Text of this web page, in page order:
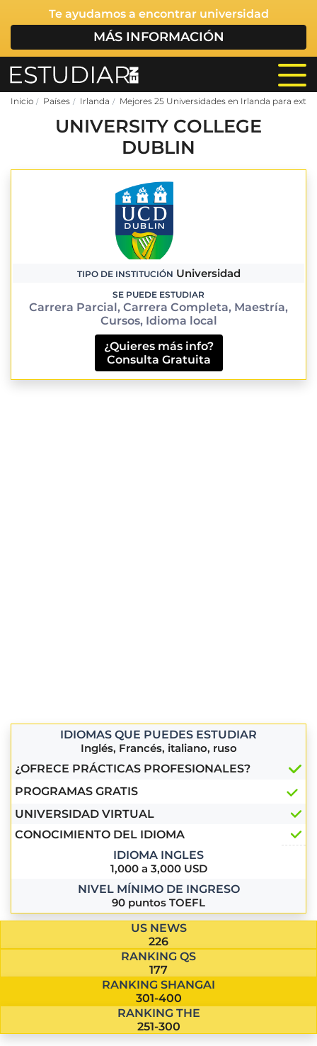
Te ayudamos a encontrar universidad
MÁS INFORMACIÓN
Inicio Países Irlanda Mejores 25 Universidades en Irlanda para
UNIVERSITY COLLEGE
DUBLIN
TIPO DE INSTITUCIÓN Universidad
SE PUEDE ESTUDIAR
Carrera Parcial, Carrera Completa, Maestría,
Cursos, Idioma local
¿Quieres más info?
Consulta Gratuita
IDIOMAS QUE PUEDES ESTUDIAR
Inglés, Francés, italiano, ruso
¿OFRECE PRÁCTICAS PROFESIONALES?
PROGRAMAS GRATIS
UNIVERSIDAD VIRTUAL
CONOCIMIENTO DEL IDIOMA
IDIOMA INGLES
1,000 a 3,000 USD
NIVEL MÍNIMO DE INGRESO
90 puntos TOEFL
US NEWS
226
RANKING QS
177
RANKING SHANGAI
301-400
RANKING THE
251-300